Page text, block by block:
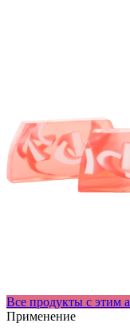
Все продукты с этим
Применение